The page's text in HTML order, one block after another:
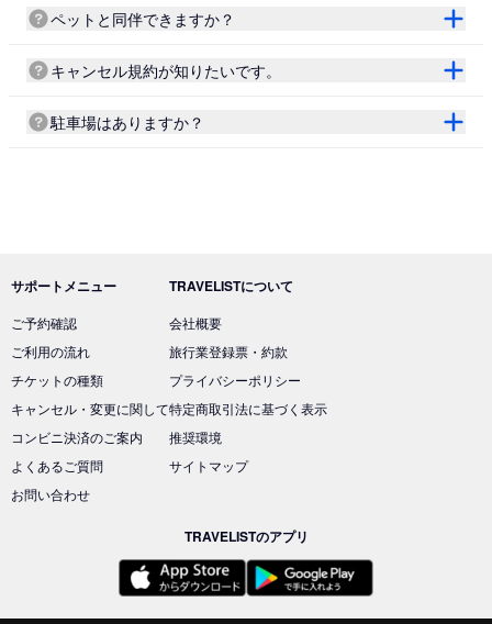
ペットと同伴できますか？
キャンセル規約が知りたいです。
駐車場はありますか？
サポートメニュー
ご予約確認
ご利用の流れ
チケットの種類
キャンセル・変更に関して
コンビニ決済のご案内
よくあるご質問
お問い合わせ
TRAVELISTについて
会社概要
旅行業登録票・約款
プライバシーポリシー
特定商取引法に基づく表示
推奨環境
サイトマップ
TRAVELISTのアプリ